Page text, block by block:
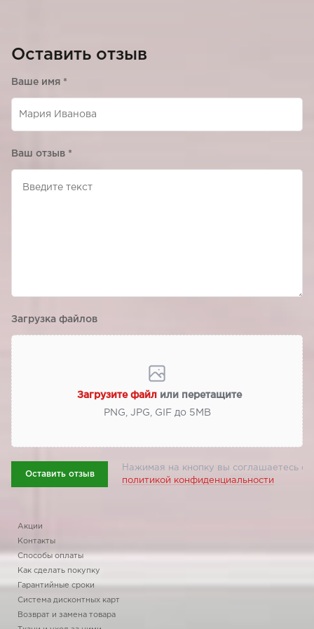
Оставить отзыв
Ваше имя *
Ваш отзыв *
Загрузка файлов
Загрузите файл или перетащите
PNG, JPG, GIF до 5МВ
Оставить отзыв
Нажимая на кнопку вы соглашаетесь с
политикой конфиденциальности
Акции
Контакты
Способы оплаты
Как сделать покупку
Гарантийные сроки
Система дисконтных карт
Возврат и замена товара